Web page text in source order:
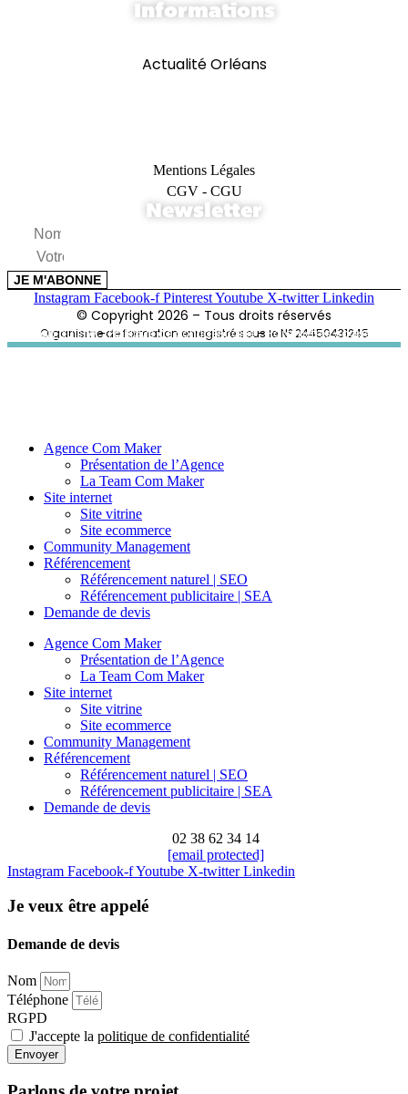
Informations
Actualité Orléans
Mentions Légales
CGV - CGU
Newsletter
JE M'ABONNE
Instagram Facebook-f PinterestYoutube X-twitter Linkedin
© Copyright 2026 – Tous droits réservés
Organisme de formation enregistré sous le N° 24450431245
Plan du site–Politique de confidentialité– Paramètres cookies
Agence Com Maker
Présentation de l’Agence
La Team Com Maker
Site internet
Site vitrine
Site ecommerce
Community Management
Référencement
Référencement naturel | SEO
Référencement publicitaire | SEA
Demande de devis
Agence Com Maker
Présentation de l’Agence
La Team Com Maker
Site internet
Site vitrine
Site ecommerce
Community Management
Référencement
Référencement naturel | SEO
Référencement publicitaire | SEA
Demande de devis
02 38 62 34 14
[email protected]
Instagram Facebook-fYoutube X-twitter Linkedin
Je veux être appelé
Demande de devis
Nom
Téléphone
RGPD
J'accepte la politique de confidentialité
Envoyer